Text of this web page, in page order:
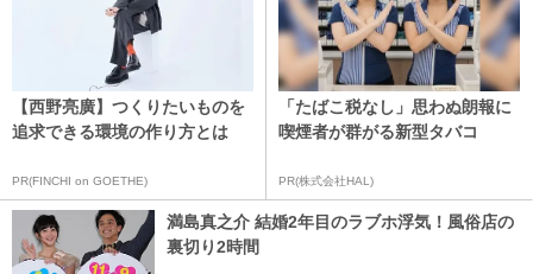
【西野亮廣】つくりたいものを
追求できる環境の作り方とは
PR(FINCHI on GOETHE)
「たばこ税なし」思わぬ朗報に
喫煙者が群がる新型タバコ
PR(株式会社HAL)
満島真之介 結婚2年目のラブホ浮気！風俗店の
裏切り2時間